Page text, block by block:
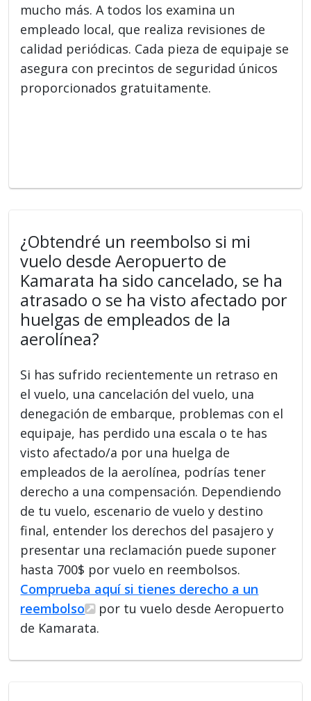
mucho más. A todos los examina un
empleado local, que realiza revisiones de
calidad periódicas. Cada pieza de equipaje se
asegura con precintos de seguridad únicos
proporcionados gratuitamente.
¿Obtendré un reembolso si mi
vuelo desde Aeropuerto de
Kamarata ha sido cancelado, se ha
atrasado o se ha visto afectado por
huelgas de empleados de la
aerolínea?
Si has sufrido recientemente un retraso en
el vuelo, una cancelación del vuelo, una
denegación de embarque, problemas con el
equipaje, has perdido una escala o te has
visto afectado/a por una huelga de
empleados de la aerolínea, podrías tener
derecho a una compensación. Dependiendo
de tu vuelo, escenario de vuelo y destino
final, entender los derechos del pasajero y
presentar una reclamación puede suponer
hasta 700$ por vuelo en reembolsos.
Comprueba aquí si tienes derecho a un
reembolso
por tu vuelo desde Aeropuerto
de Kamarata.